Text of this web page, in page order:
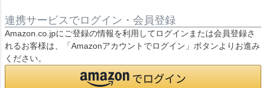
連携サービスでログイン・会員登録
Amazon.co.jpにご登録の情報を利用してログインまたは会員登録さ
れるお客様は、「Amazonアカウントでログイン」ボタンよりお進み
ください。